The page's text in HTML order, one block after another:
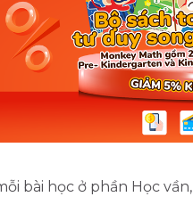
bài học ở phần Học vần,